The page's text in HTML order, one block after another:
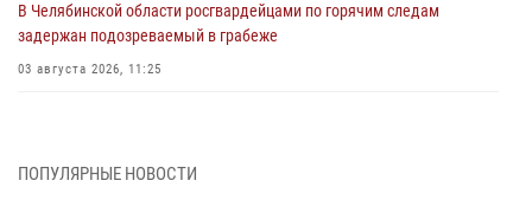
В Челябинской области росгвардейцами по горячим следам
задержан подозреваемый в грабеже
03 августа 2026, 11:25
03 августа 2026, 09:22 1
ПОПУЛЯРНЫЕ НОВОСТИ